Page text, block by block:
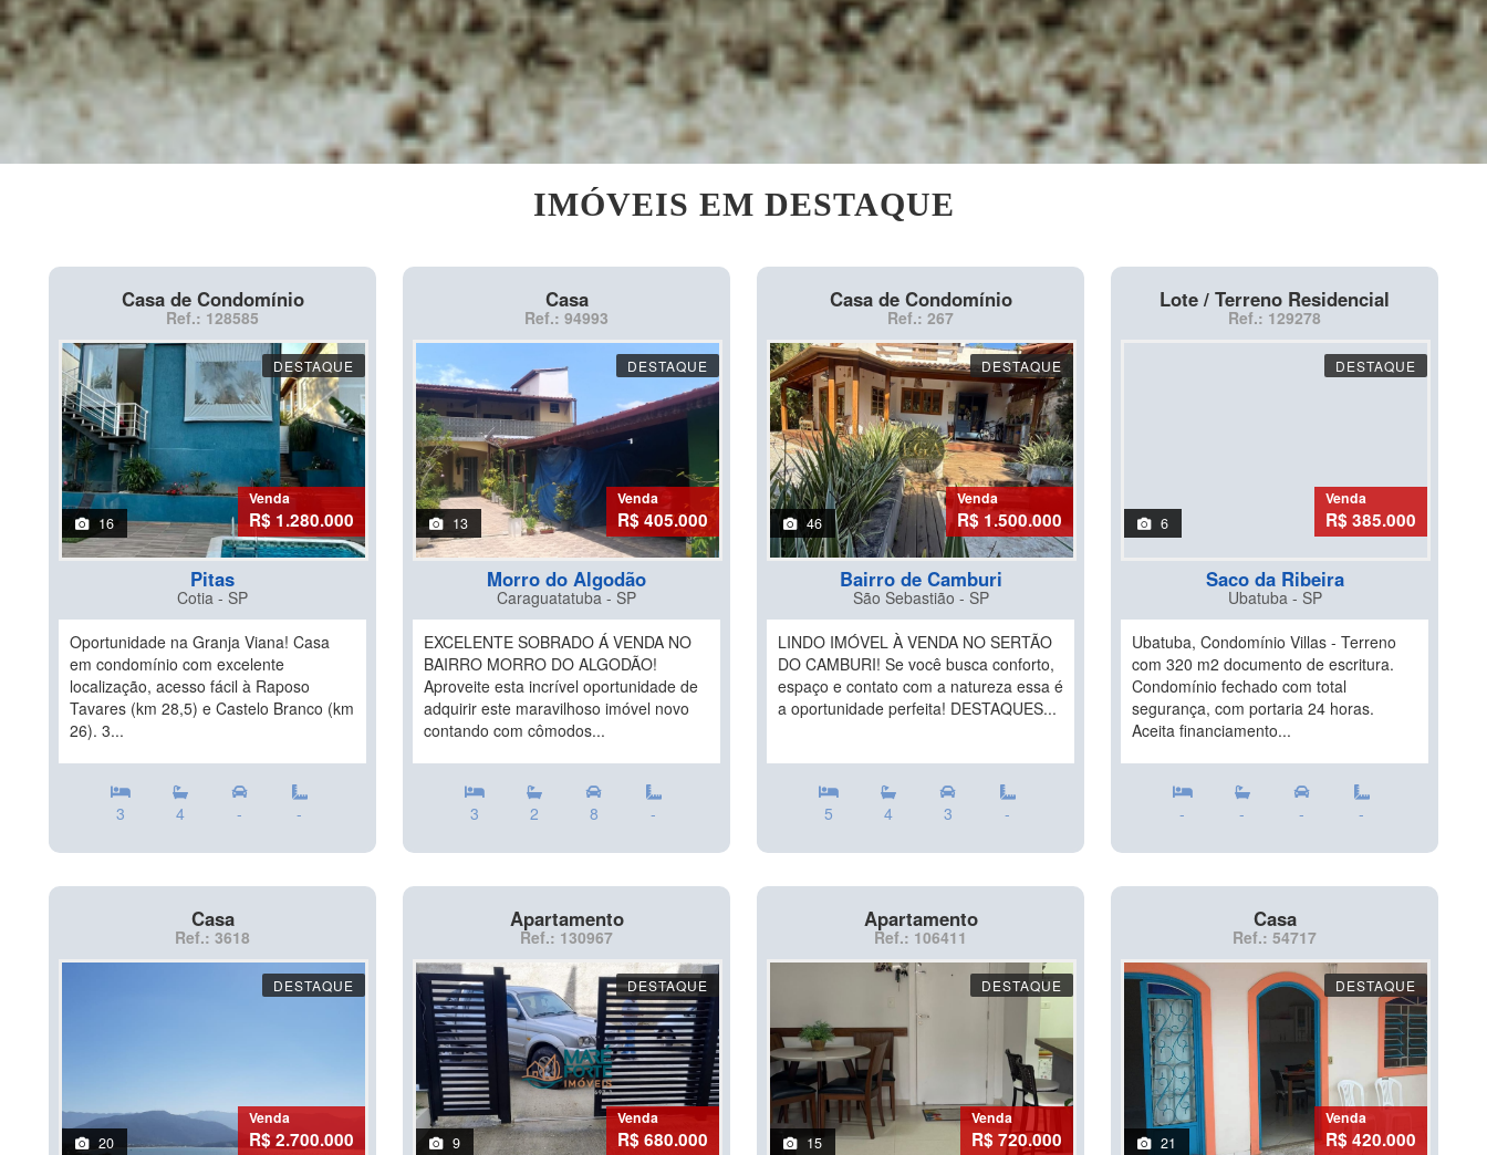
IMÓVEIS EM DESTAQUE
Casa de Condomínio
Ref.: 128585
DESTAQUE
16
Venda
R$ 1.280.000
Pitas
Cotia - SP
Oportunidade na Granja Viana! Casa
em condomínio com excelente
localização, acesso fácil à Raposo
Tavares (km 28,5) e Castelo Branco (km
26). 3...
3 4 - -
Casa
Ref.: 94993
DESTAQUE
13
Venda
R$ 405.000
Morro do Algodão
Caraguatatuba - SP
EXCELENTE SOBRADO Á VENDA NO
BAIRRO MORRO DO ALGODÃO!
Aproveite esta incrível oportunidade de
adquirir este maravilhoso imóvel novo
contando com cômodos...
3 2 8 -
Casa de Condomínio
Ref.: 267
DESTAQUE
46
Venda
R$ 1.500.000
Bairro de Camburi
São Sebastião - SP
LINDO IMÓVEL À VENDA NO SERTÃO
DO CAMBURI! Se você busca conforto,
espaço e contato com a natureza essa é
a oportunidade perfeita! DESTAQUES...
5 4 3 -
Lote / Terreno Residencial
Ref.: 129278
DESTAQUE
6
Venda
R$ 385.000
Saco da Ribeira
Ubatuba - SP
Ubatuba, Condomínio Villas - Terreno
com 320 m2 documento de escritura.
Condomínio fechado com total
segurança, com portaria 24 horas.
Aceita financiamento...
- - - -
Casa
Ref.: 3618
DESTAQUE
20
Venda
R$ 2.700.000
Apartamento
Ref.: 130967
DESTAQUE
9
Venda
R$ 680.000
Apartamento
Ref.: 106411
DESTAQUE
15
Venda
R$ 720.000
Casa
Ref.: 54717
DESTAQUE
21
Venda
R$ 420.000